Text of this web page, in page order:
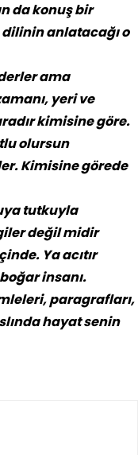
da konuş bir
anlatacağı o
ama
yeri ve
kimisine göre.
olursun
Kimisine görede
tutkuyla
değil midir
Ya acıtır
insanı.
paragrafları,
hayat senin